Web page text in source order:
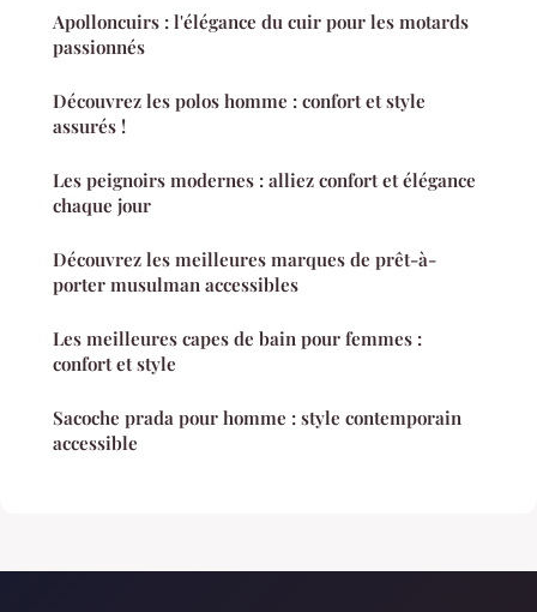
Apolloncuirs : l'élégance du cuir pour les motards
passionnés
Découvrez les polos homme : confort et style
assurés !
Les peignoirs modernes : alliez confort et élégance
chaque jour
Découvrez les meilleures marques de prêt-à-
porter musulman accessibles
Les meilleures capes de bain pour femmes :
confort et style
Sacoche prada pour homme : style contemporain
accessible